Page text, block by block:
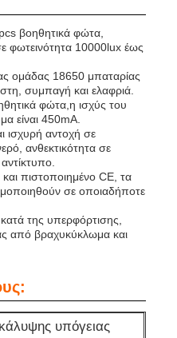
εξόρυξης
βοηθητικά φώτα,
φωτεινότητα 10000lux έως
ομάδας 18650 μπαταρίας
συμπαγή και ελαφριά.
φώτα,η ισχύς του
είναι 450mA.
ισχυρή αντοχή σε
ανθεκτικότητα σε
πιστοποιημένο CE, τα
σε οποιαδήποτε
της υπερφόρτισης,
από βραχυκύκλωμα και
υπόγειας